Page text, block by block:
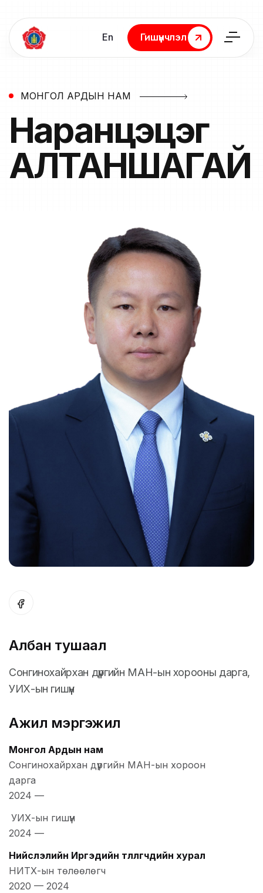
En
Гишүүнчлэл
Гишүүнчлэл
МОНГОЛ АРДЫН НАМ
Наранцэцэг
АЛТАНШАГАЙ
Албан тушаал
Сонгинохайрхан дүүргийн МАН-ын хорооны дарга,
УИХ-ын гишүүн
Ажил мэргэжил
Монгол Ардын нам
Сонгинохайрхан дүүргийн МАН-ын хороон
дарга
2024 —
УИХ-ын гишүүн
2024 —
Нийслэлийн Иргэдийн төлөөлөгчдийн хурал
НИТХ-ын төлөөлөгч
2020 — 2024